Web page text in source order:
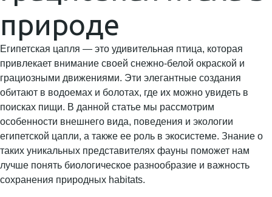
природе
Египетская цапля — это удивительная птица, которая
привлекает внимание своей снежно-белой окраской и
грациозными движениями. Эти элегантные создания
обитают в водоемах и болотах, где их можно увидеть в
поисках пищи. В данной статье мы рассмотрим
особенности внешнего вида, поведения и экологии
египетской цапли, а также ее роль в экосистеме. Знание о
таких уникальных представителях фауны поможет нам
лучше понять биологическое разнообразие и важность
сохранения природных habitats.